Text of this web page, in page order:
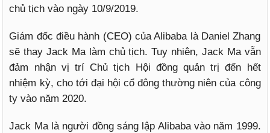
chủ tịch vào ngày 10/9/2019.
Giám đốc điều hành (CEO) của Alibaba là Daniel Zhang
sẽ thay Jack Ma làm chủ tịch. Tuy nhiên, Jack Ma vẫn
đảm nhận vị trí Chủ tịch Hội đồng quản trị đến hết
nhiệm kỳ, cho tới đại hội cổ đông thường niên của công
ty vào năm 2020.
Jack Ma là người đồng sáng lập Alibaba vào năm 1999.